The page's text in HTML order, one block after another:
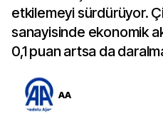
etkilemeyi sürdürüyor.
sanayisinde ekonomik
0,1 puan artsa da
AA